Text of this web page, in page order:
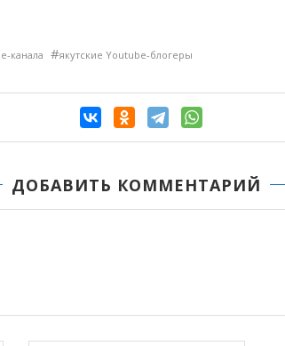
канала #якутские Youtube-блогеры
ДОБАВИТЬ КОММЕНТАРИЙ